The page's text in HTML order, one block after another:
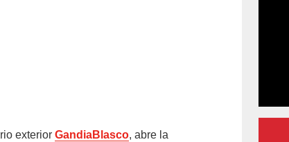
exteriorGandiaBlasco, abre la